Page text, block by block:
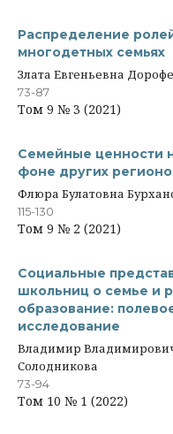
Распределение
многодетных семьях
Злата Евгеньевна
73-87
Том 9 № 3 (2021)
Семейные ценности
фоне других
Флюра Булатовна
115-130
Том 9 № 2 (2021)
Социальные
школьниц о семье и
образование:
исследование
Владимир
Солодникова
73-94
Том 10 № 1 (2022)